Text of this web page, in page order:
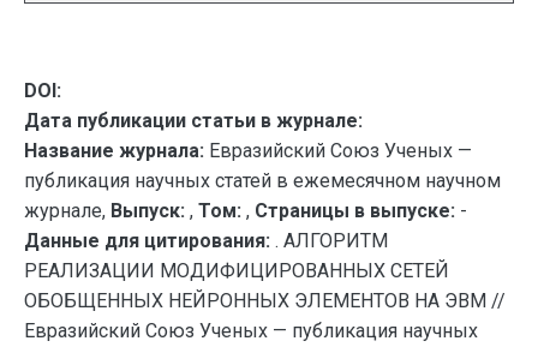
DOI:
Дата публикации статьи в журнале:
Название журнала: Евразийский Союз Ученых —
публикация научных статей в ежемесячном научном
журнале, Выпуск: , Том: , Страницы в выпуске: -
Данные для цитирования: . АЛГОРИТМ
РЕАЛИЗАЦИИ МОДИФИЦИРОВАННЫХ СЕТЕЙ
ОБОБЩЕННЫХ НЕЙРОННЫХ ЭЛЕМЕНТОВ НА ЭВМ //
Евразийский Союз Ученых — публикация научных